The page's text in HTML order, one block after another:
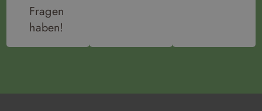
Fragen
haben!